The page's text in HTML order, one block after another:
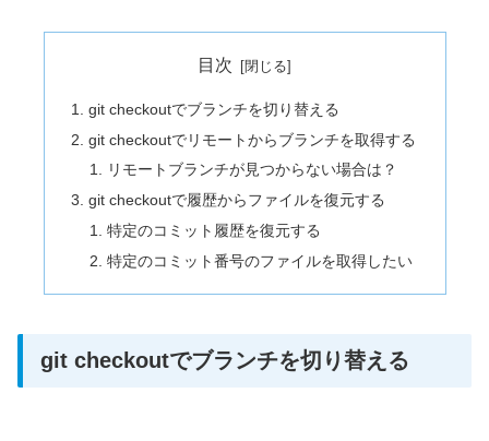
目次
git checkoutでブランチを切り替える
git checkoutでリモートからブランチを取得する
リモートブランチが見つからない場合は？
git checkoutで履歴からファイルを復元する
特定のコミット履歴を復元する
特定のコミット番号のファイルを取得したい
git checkoutでブランチを切り替える